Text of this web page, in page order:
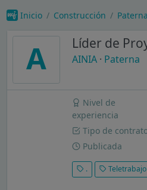
Inicio Construcción Paterna
A Líder de
AINIA · Paterna
Nivel de
experiencia
Tipo de
Publicada
. Teletrabajo